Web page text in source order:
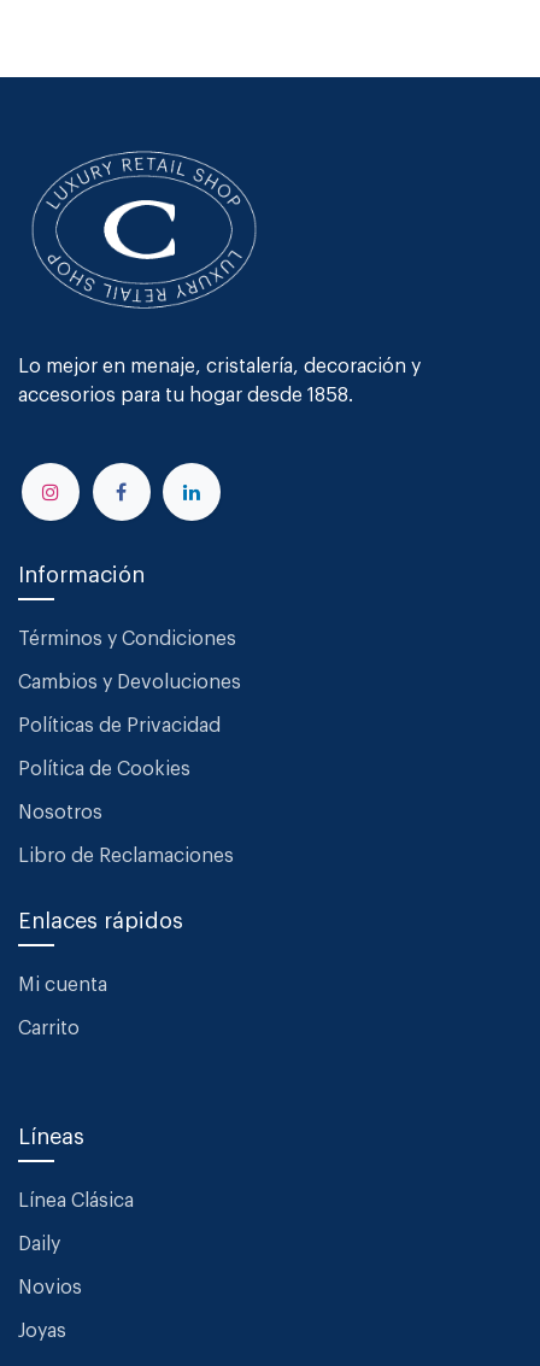
Lo mejor en menaje, cristalería, decoración y
accesorios para tu hogar desde 1858.
Información
Términos y Condiciones
Cambios y Devoluciones
Políticas de Privacidad
Política de Cookies
Nosotros
Libro de Reclamaciones
Enlaces rápidos
Mi cuenta
Carrito
Líneas
Línea Clásica
Daily
Novios
Joyas